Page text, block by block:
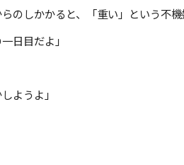
のしかかると、「重い」という不機
日目だよ」
ようよ」